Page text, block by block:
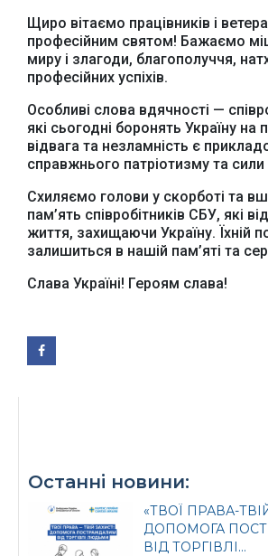
Щиро вітаємо працівників і
професійним святом! Бажаємо
миру і злагоди, благополуччя,
професійних успіхів.
Особливі слова вдячності —
які сьогодні боронять Україну на
відвага та незламність є
справжнього патріотизму та сили
Схиляємо голови у скорботі та
пам’ять співробітників СБУ, які
життя, захищаючи Україну. Їхній
залишиться в нашій пам’яті та
Слава Україні! Героям слава!
Останні новини:
«ТВОЇ ПРАВА-
ДОПОМОГА
ВІД ТОРГІВЛІ...
Офіційний веб-сайт
Верховної Ради
України